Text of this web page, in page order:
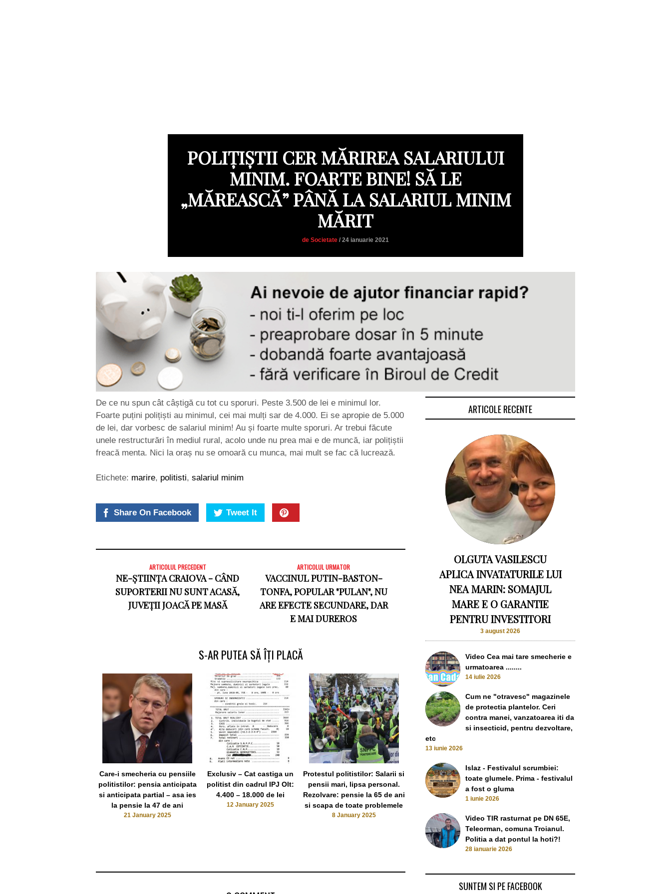
POLIȚIȘTII CER MĂRIREA SALARIULUI
MINIM. FOARTE BINE! SĂ LE
„MĂREASCĂ” PÂNĂ LA SALARIUL MINIM
MĂRIT
de Societate / 24 ianuarie 2021
De ce nu spun cât câștigă cu tot cu sporuri. Peste 3.500 de lei e minimul lor.
Foarte puțini polițiști au minimul, cei mai mulți sar de 4.000. Ei se apropie de 5.000
de lei, dar vorbesc de salariul minim! Au și foarte multe sporuri. Ar trebui făcute
unele restructurări în mediul rural, acolo unde nu prea mai e de muncă, iar polițiștii
freacă menta. Nici la oraș nu se omoară cu munca, mai mult se fac că lucrează.
Etichete: marire, politisti, salariul minim
Share On Facebook Tweet It
ARTICOLUL PRECEDENT
NE-ȘTIINȚA CRAIOVA - CÂND
SUPORTERII NU SUNT ACASĂ,
JUVEȚII JOACĂ PE MASĂ
ARTICOLUL URMATOR
VACCINUL PUTIN-BASTON-
TONFA, POPULAR "PULAN", NU
ARE EFECTE SECUNDARE, DAR
E MAI DUREROS
S-AR PUTEA SĂ ÎȚI PLACĂ
Care-i smecheria cu pensiile
politistilor: pensia anticipata
si anticipata partial – asa ies
la pensie la 47 de ani
21 January 2025
Exclusiv – Cat castiga un
politist din cadrul IPJ Olt:
4.400 – 18.000 de lei
12 January 2025
Protestul politistilor: Salarii si
pensii mari, lipsa personal.
Rezolvare: pensie la 65 de ani
si scapa de toate problemele
8 January 2025
Doi politisti din Slatina s-au
batut in trafic. Ala mai prost a
ajuns la urgente. Ala mai bun
oltean smecher
28 January 2024
Polițiștii la școală! Dar nu ca
ARTICOLE RECENTE
OLGUTA VASILESCU
APLICA INVATATURILE LUI
NEA MARIN: SOMAJUL
MARE E O GARANTIE
PENTRU INVESTITORI
3 august 2026
Video Cea mai tare smecherie e
urmatoarea ........
14 iulie 2026
Cum ne "otravesc" magazinele
de protectia plantelor. Ceri
contra manei, vanzatoarea iti da
si insecticid, pentru dezvoltare,
etc
13 iunie 2026
Islaz - Festivalul scrumbiei:
toate glumele. Prima - festivalul
a fost o gluma
1 iunie 2026
Video TIR rasturnat pe DN 65E,
Teleorman, comuna Troianul.
Politia a dat pontul la hoti?!
28 ianuarie 2026
SUNTEM SI PE FACEBOOK